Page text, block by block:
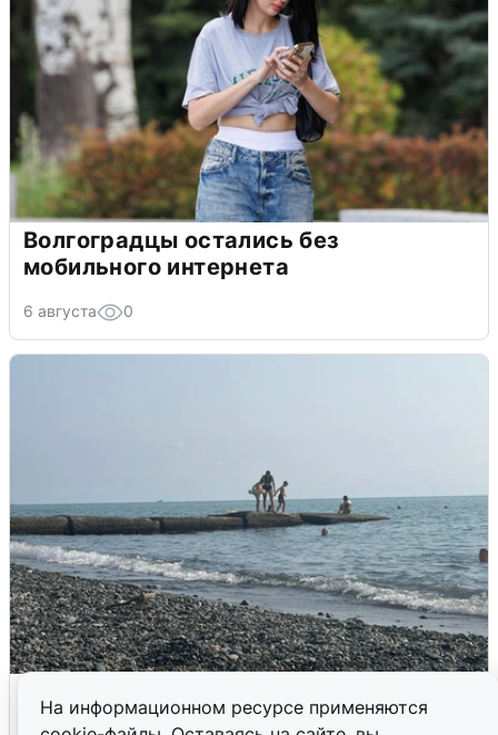
На информационном ресурсе применяются
Волгоградцы остались без
мобильного интернета
6 августа 0